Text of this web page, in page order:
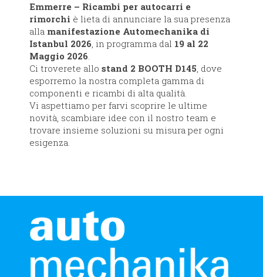
Emmerre – Ricambi per autocarri e
rimorchi è lieta di annunciare la sua presenza
alla manifestazione Automechanika di
Istanbul 2026, in programma dal 19 al 22
Maggio 2026.
Ci troverete allo stand 2 BOOTH D145​, dove
esporremo la nostra completa gamma di
componenti e ricambi di alta qualità.
Vi aspettiamo per farvi scoprire le ultime
novità, scambiare idee con il nostro team e
trovare insieme soluzioni su misura per ogni
esigenza.